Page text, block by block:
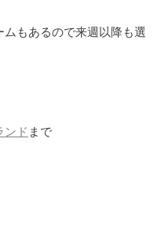
もあるので来週以降も選
ンド まで